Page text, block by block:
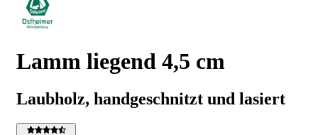
Lamm liegend 4,5 cm
Laubholz, handgeschnitzt und lasiert